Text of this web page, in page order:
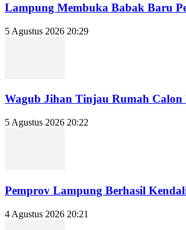
Lampung Membuka Babak Baru
5 Agustus 2026 20:29
Wagub Jihan Tinjau Rumah Calon
5 Agustus 2026 20:22
Pemprov Lampung Berhasil
4 Agustus 2026 20:21